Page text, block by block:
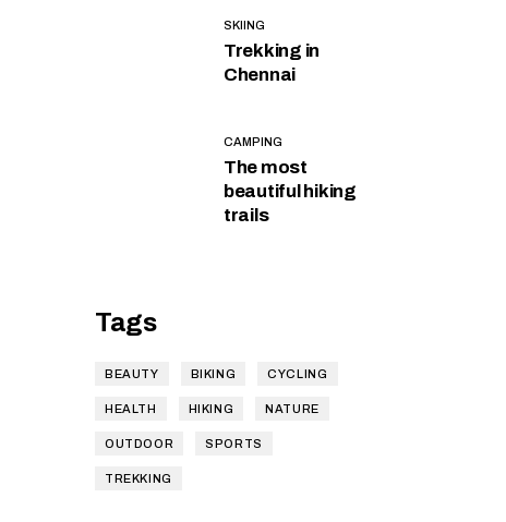
SKIING
Trekking in
Chennai
CAMPING
The most
beautiful hiking
trails
Tags
BEAUTY BIKING CYCLING
HEALTH HIKING NATURE
OUTDOOR SPORTS
TREKKING